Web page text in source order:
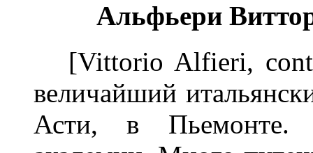
Альфьери
[Vittorio Alfieri,
величайший
Асти, в Пьемонте.